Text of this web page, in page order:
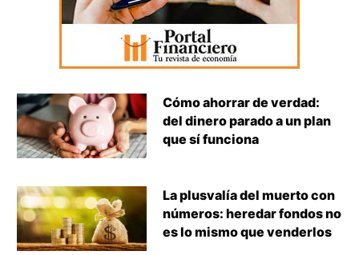
Cómo ahorrar de verdad:
del dinero parado a un plan
que sí funciona
La plusvalía del muerto con
números: heredar fondos no
es lo mismo que venderlos